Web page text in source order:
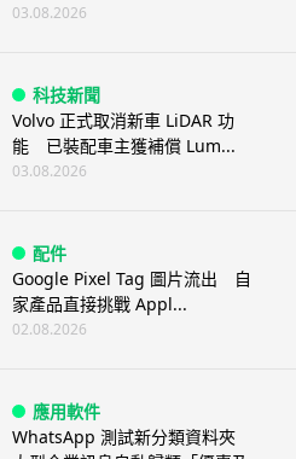
03.08.2026
科技新聞
Volvo 正式取消新車 LiDAR 功
能 已裝配車主獲補償 Lum...
03.08.2026
配件
Google Pixel Tag 圖片流出 自
家產品直接挑戰 Appl...
02.08.2026
應用軟件
WhatsApp 測試新分類資料夾